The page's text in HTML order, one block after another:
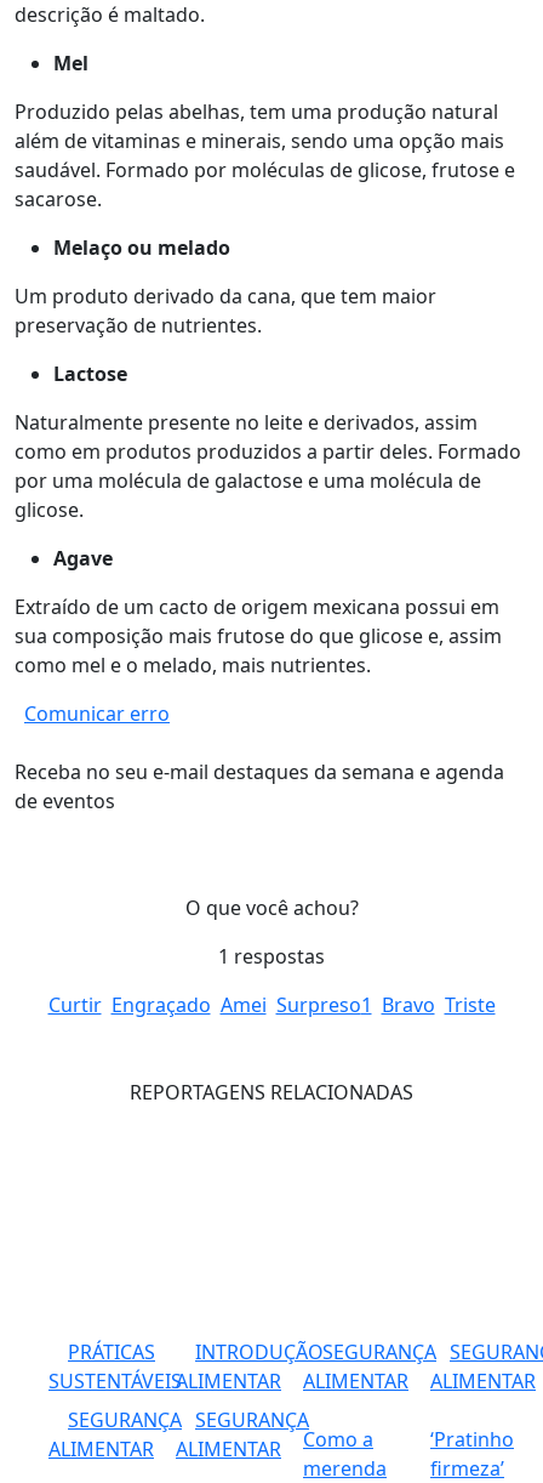
descrição é maltado.
Mel
Produzido pelas abelhas, tem uma produção natural
além de vitaminas e minerais, sendo uma opção mais
saudável. Formado por moléculas de glicose, frutose e
sacarose.
Melaço ou melado
Um produto derivado da cana, que tem maior
preservação de nutrientes.
Lactose
Naturalmente presente no leite e derivados, assim
como em produtos produzidos a partir deles. Formado
por uma molécula de galactose e uma molécula de
glicose.
Agave
Extraído de um cacto de origem mexicana possui em
sua composição mais frutose do que glicose e, assim
como mel e o melado, mais nutrientes.
Comunicar erro
Receba no seu e-mail destaques da semana e agenda
de eventos
O que você achou?
1 respostas
Curtir Engraçado Amei Surpreso1 Bravo Triste
REPORTAGENS RELACIONADAS
PRÁTICAS
SUSTENTÁVEIS
SEGURANÇA
ALIMENTAR
INTRODUÇÃO
ALIMENTAR
SEGURANÇA
ALIMENTAR
SEGURANÇA
ALIMENTAR
Como a
merenda
ALIMENTAR
‘Pratinho
firmeza’